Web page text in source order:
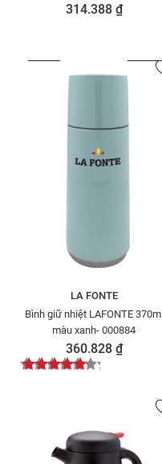
314.388 ₫
LA FONTE
Bình giữ nhiệt LAFONTE 370ml
màu xanh- 000884
360.828 ₫